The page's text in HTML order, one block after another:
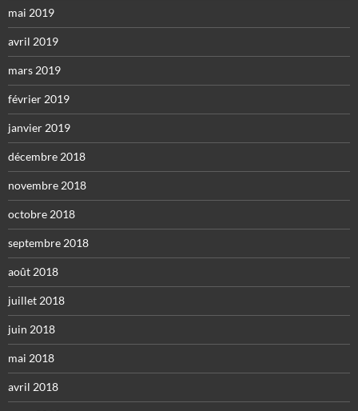
mai 2019
avril 2019
mars 2019
février 2019
janvier 2019
décembre 2018
novembre 2018
octobre 2018
septembre 2018
août 2018
juillet 2018
juin 2018
mai 2018
avril 2018